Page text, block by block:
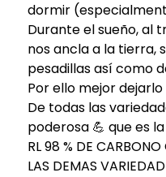
dormir
Durante el sueño, al
nos ancla a la tierra,
pesadillas así como
Por ello mejor
De todas las
poderosa 💪 que es la
RL 98 % DE
LAS DEMAS